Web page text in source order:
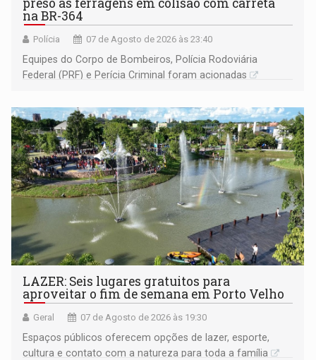
preso às ferragens em colisão com carreta
na BR-364
Polícia 07 de Agosto de 2026 às 23:40
Equipes do Corpo de Bombeiros, Polícia Rodoviária
Federal (PRF) e Perícia Criminal foram acionadas
LAZER: Seis lugares gratuitos para
aproveitar o fim de semana em Porto Velho
Geral 07 de Agosto de 2026 às 19:30
Espaços públicos oferecem opções de lazer, esporte,
cultura e contato com a natureza para toda a família